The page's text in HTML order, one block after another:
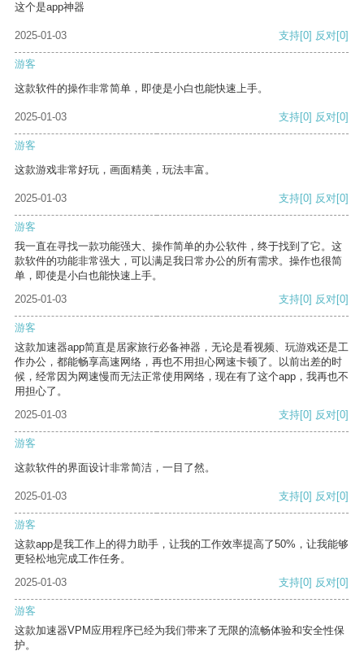
这个是app神器
2025-01-03 支持[0] 反对[0]
游客
这款软件的操作非常简单，即使是小白也能快速上手。
2025-01-03 支持[0] 反对[0]
游客
这款游戏非常好玩，画面精美，玩法丰富。
2025-01-03 支持[0] 反对[0]
游客
我一直在寻找一款功能强大、操作简单的办公软件，终于找到了它。这
款软件的功能非常强大，可以满足我日常办公的所有需求。操作也很简
单，即使是小白也能快速上手。
2025-01-03
支持[0] 反对[0]
游客
这款加速器app简直是居家旅行必备神器，无论是看视频、玩游戏还是工
作办公，都能畅享高速网络，再也不用担心网速卡顿了。以前出差的时
候，经常因为网速慢而无法正常使用网络，现在有了这个app，我再也不
用担心了。
2025-01-03
支持[0] 反对[0]
游客
这款软件的界面设计非常简洁，一目了然。
2025-01-03 支持[0] 反对[0]
游客
这款app是我工作上的得力助手，让我的工作效率提高了50%，让我能够
更轻松地完成工作任务。
2025-01-03
支持[0] 反对[0]
游客
这款加速器VPM应用程序已经为我们带来了无限的流畅体验和安全性保
护。